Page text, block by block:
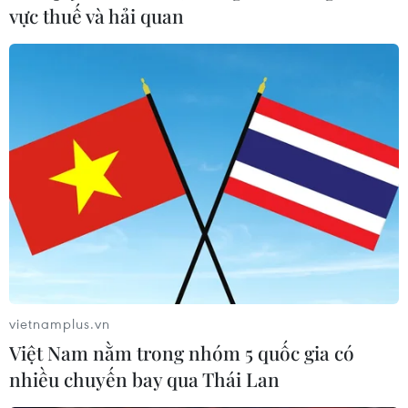
Tổng thống Iran muốn trao đổi các tàu
chở dầu với Anh
24/07/2019 23:32
Tổng thống Rouhani khẳng định Iran "không muốn căng
thẳng," song nếu các bên tuân thủ các quy định hiện
hành, trong đó có cả ở eo biển Gibralta, nước Anh sẽ
nhận được “câu trả lời phù hợp từ Iran."
vực thuế và hải quan
vietnamplus.vn
Việt Nam nằm trong nhóm 5 quốc gia có
nhiều chuyến bay qua Thái Lan